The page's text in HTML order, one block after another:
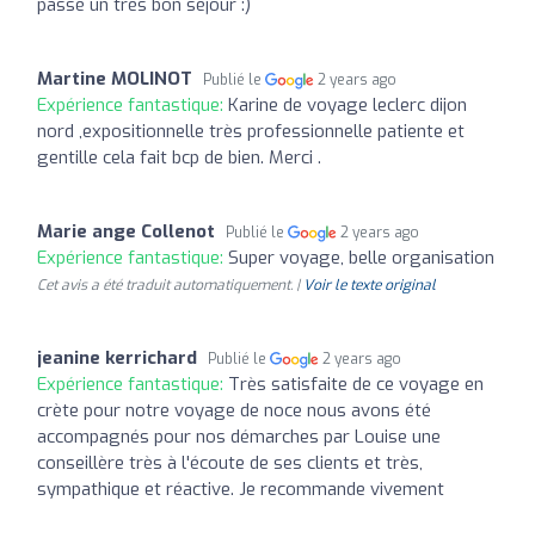
Martine MOLINOT Publié le 2 years ago
Expérience fantastique: Karine de voyage leclerc dijon
nord ,expositionnelle très professionnelle patiente et
gentille cela fait bcp de bien. Merci .
Marie ange Collenot Publié le 2 years ago
Expérience fantastique: Super voyage, belle organisation
Cet avis a été traduit automatiquement. | Voir le texte original
jeanine kerrichard Publié le 2 years ago
Expérience fantastique: Très satisfaite de ce voyage en
crète pour notre voyage de noce nous avons été
accompagnés pour nos démarches par Louise une
conseillère très à l'écoute de ses clients et très,
sympathique et réactive. Je recommande vivement